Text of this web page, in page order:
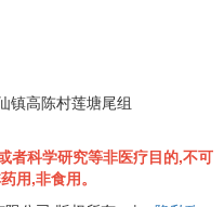
镇高陈村莲塘尾组
者科学研究等非医疗目的,不可
用,非食用。